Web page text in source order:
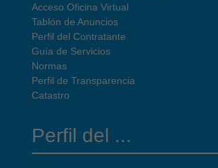
Acceso Oficina Virtual
Tablón de Anuncios
Perfil del Contratante
Guía de Servicios
Normas
Perfil de Transparencia
Catastro
Perfil del ...